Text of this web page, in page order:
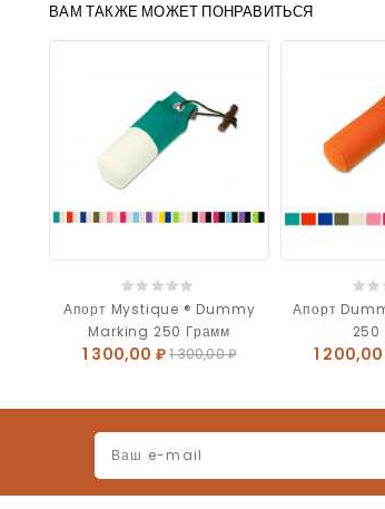
ВАМ ТАКЖЕ МОЖЕТ ПОНРАВИТЬСЯ
Апорт Mystique ® Dummy
Marking 250 Грамм
1 300,00 ₽1 300,00 ₽
Апорт
250
1